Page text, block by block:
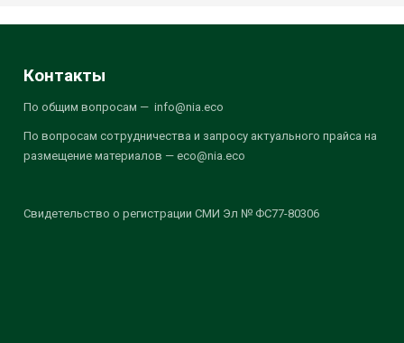
Контакты
По общим вопросам — info@nia.eco
По вопросам сотрудничества и запросу актуального прайса на
размещение материалов — eco@nia.eco
Свидетельство о регистрации СМИ Эл № ФС77-80306